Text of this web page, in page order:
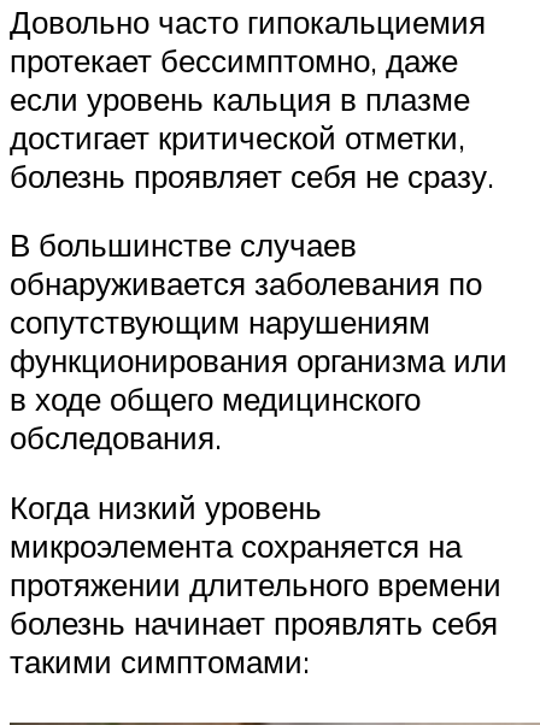
Довольно часто гипокальциемия
протекает бессимптомно, даже
если уровень кальция в плазме
достигает критической отметки,
болезнь проявляет себя не сразу.
В большинстве случаев
обнаруживается заболевания по
сопутствующим нарушениям
функционирования организма или
в ходе общего медицинского
обследования.
Когда низкий уровень
микроэлемента сохраняется на
протяжении длительного времени
болезнь начинает проявлять себя
такими симптомами: